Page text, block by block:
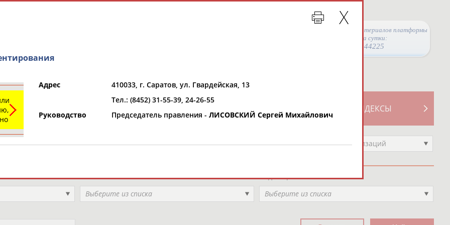
Просмотры материалов платформы
за сутки:
44225
СВОДНЫЕ ИНДЕКСЫ
ТАБЛО АКТИВНОСТИ
Выберите другой тип организаций
Регион
Выберите из списка
Вид спорта
Выберите из списка
Адрес
410033, г. Саратов, ул. Гвардейская, 13
Тел.: (8452) 31-55-39, 24-26-55
Руководство
Председатель правления - ЛИСОВСКИЙ Сергей Михайлович